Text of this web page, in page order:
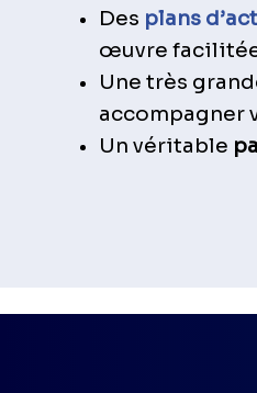
Des plans
œuvre
Une très
accompagner
Un véritable